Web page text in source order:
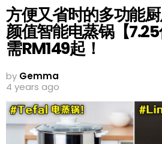
方便又省时的多功能
颜值智能电蒸锅【
需RM149起！
by Gemma
4 years ago